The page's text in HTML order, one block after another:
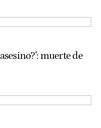
muerte de